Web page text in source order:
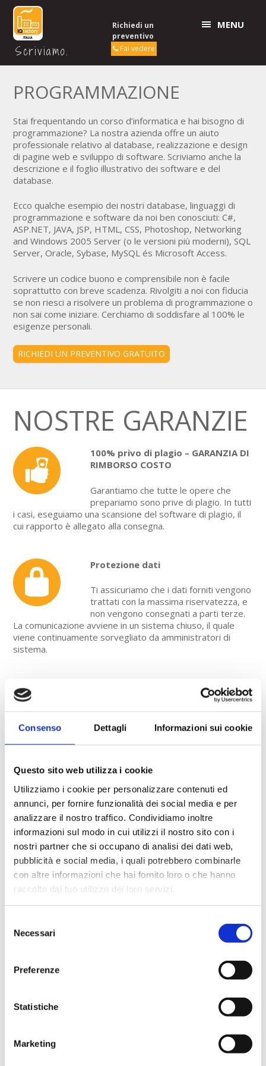
Consenso Dettagli Informazioni sui cookie
Questo sito web utilizza i cookie
Utilizziamo i cookie per personalizzare contenuti ed
annunci, per fornire funzionalità dei social media e per
analizzare il nostro traffico. Condividiamo inoltre
informazioni sul modo in cui utilizzi il nostro sito con i
nostri partner che si occupano di analisi dei dati web,
pubblicità e social media, i quali potrebbero combinarle
con altre informazioni che hai fornito loro o che hanno
raccolto dal tuo utilizzo dei loro servizi.
delNecessari
Preferenze
Statistiche
Marketing
Scriviamo.
MENU
Richiedi un
preventivo
Fai vedere
PROGRAMMAZIONE
Stai frequentando un corso d’informatica e hai bisogno di
programmazione? La nostra azienda offre un aiuto
professionale relativo al database, realizzazione e design
di pagine web e sviluppo di software. Scriviamo anche la
descrizione e il foglio illustrativo dei software e del
database.
Ecco qualche esempio dei nostri database, linguaggi di
programmazione e software da noi ben conosciuti: C#,
ASP.NET, JAVA, JSP, HTML, CSS, Photoshop, Networking
and Windows 2005 Server (o le versioni più moderni), SQL
Server, Oracle, Sybase, MySQL és Microsoft Access.
Scrivere un codice buono e comprensibile non è facile
soprattutto con breve scadenza. Rivolgiti a noi con fiducia
se non riesci a risolvere un problema di programmazione o
non sai come iniziare. Cerchiamo di soddisfare al 100% le
esigenze personali.
RICHIEDI UN PREVENTIVO GRATUITO
NOSTRE GARANZIE
100% privo di plagio – GARANZIA DI
RIMBORSO COSTO
Garantiamo che tutte le opere che
prepariamo sono prive di plagio. In tutti
i casi, eseguiamo una scansione del software di plagio, il
cui rapporto è allegato alla consegna.
Protezione dati
Ti assicuriamo che i dati forniti vengono
trattati con la massima riservatezza, e
non vengono consegnati a parti terze.
La comunicazione avviene in un sistema chiuso, il quale
viene continuamente sorvegliato da amministratori di
sistema.
Consulenti qualificati ed esperti
Sono a tua disponibilità degli esperti
qualificati e con grande esperienza
specifica nel tuo argomento. Lavoriamo
esclusivamente con partner laureati che prima di prendere
processo serio di selezione.
Puoi essere certo che il lavoro verrà
completato entro il termine stabilito se
non prima.
Garantiamo che ogni lavoro compiuto
viene consegnato assieme all’elenco
GRATUITAMENTE e non vengono considerati nella
Garantiamo che il nostro servizio